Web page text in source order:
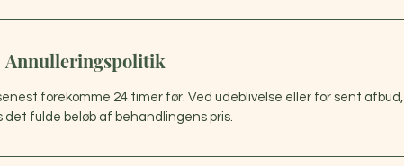
Annulleringspolitik
forekomme 24 timer før. Ved udeblivelse eller for sent afbud,
det fulde beløb af behandlingens pris.